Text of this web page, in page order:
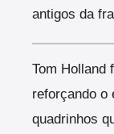
antigos da
Tom Holland
reforçando o
quadrinhos